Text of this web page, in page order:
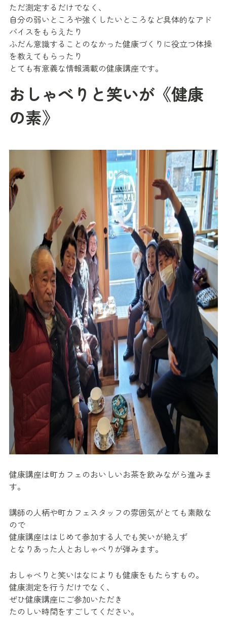
ただ測定するだけでなく、
自分の弱いところや強くしたいところなど具体的なアド
バイスをもらえたり
ふだん意識することのなかった健康づくりに役立つ体操
を教えてもらったり
とても有意義な情報満載の健康講座です。
おしゃべりと笑いが《健康
の素》
健康講座は町カフェのおいしいお茶を飲みながら進みま
す。
講師の人柄や町カフェスタッフの雰囲気がとても素敵な
ので
健康講座ははじめて参加する人でも笑いが絶えず
となりあった人とおしゃべりが弾みます。
おしゃべりと笑いはなによりも健康をもたらすもの。
健康測定を行うだけでなく、
ぜひ健康講座にご参加いただき
たのしい時間をすごしてください。